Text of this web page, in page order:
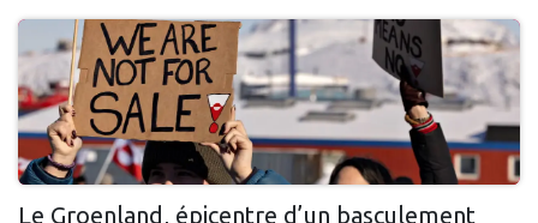
Le Groenland, épicentre d’un basculement